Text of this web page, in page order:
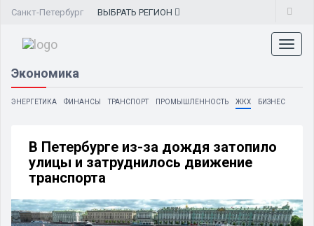
Санкт-Петербург ВЫБРАТЬ РЕГИОН
Экономика
ЭНЕРГЕТИКА ФИНАНСЫ ТРАНСПОРТ ПРОМЫШЛЕННОСТЬ ЖКХ БИЗНЕС
В Петербурге из-за дождя затопило
улицы и затруднилось движение
транспорта